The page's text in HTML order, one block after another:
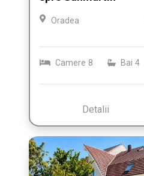
Oradea
Camere 8 Bai 4
Detalii